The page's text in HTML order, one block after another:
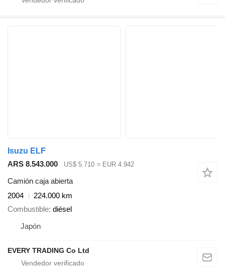
Isuzu ELF
ARS 8.543.000
US$ 5.710 ≈ EUR 4.942
Camión caja abierta
2004
224.000 km
Combustible diésel
Japón
EVERY TRADING Co Ltd